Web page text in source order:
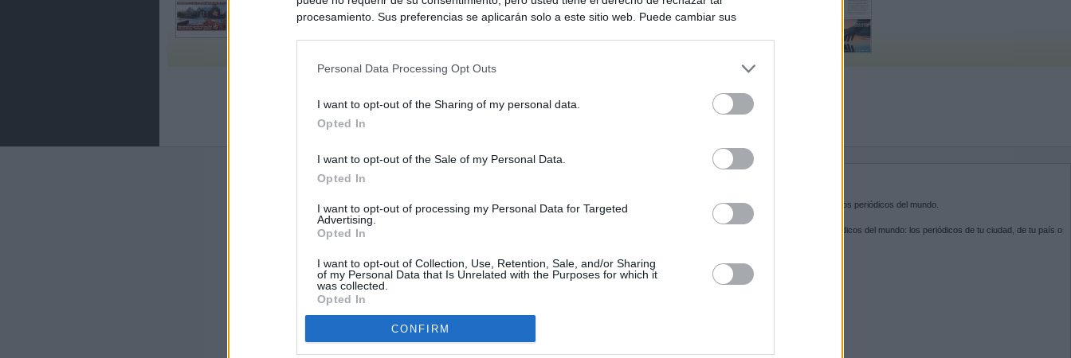
procesamiento. Sus preferencias se aplicarán solo a este sitio web. Puede cambiar sus
Personal Data Processing Opt Outs
I want to opt-out of the Sharing of my personal data.
Opted In
I want to opt-out of the Sale of my Personal Data.
Opted In
I want to opt-out of processing my Personal Data for Targeted
Advertising.
Opted In
I want to opt-out of Collection, Use, Retention, Sale, and/or Sharing
of my Personal Data that Is Unrelated with the Purposes for which it
was collected.
Opted In
CONFIRM
Últimas noticias
El uso personal de Ayuso de las instituciones de la Comunidad de Madrid
hace un año cuando no logró venderlo
Sánchez se planta con Meloni y entra al choque con Italia tras calmar al resto de
Kiosko.netes la puerta de entrada a los periódicos del mundo.
Navega por las portadas de los periódicos del mundo: los periódicos de tu ciudad, de tu país o
SÍGUENOS